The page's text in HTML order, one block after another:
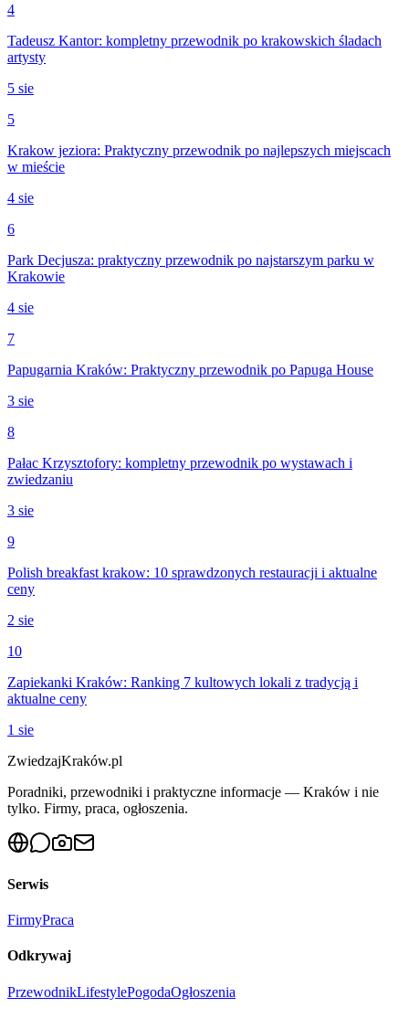
4
Tadeusz Kantor: kompletny przewodnik po krakowskich śladach
artysty
5 sie
5
Krakow jeziora: Praktyczny przewodnik po najlepszych miejscach
w mieście
4 sie
6
Park Decjusza: praktyczny przewodnik po najstarszym parku w
Krakowie
4 sie
7
Papugarnia Kraków: Praktyczny przewodnik po Papuga House
3 sie
8
Pałac Krzysztofory: kompletny przewodnik po wystawach i
zwiedzaniu
3 sie
9
Polish breakfast krakow: 10 sprawdzonych restauracji i aktualne
ceny
2 sie
10
Zapiekanki Kraków: Ranking 7 kultowych lokali z tradycją i
aktualne ceny
1 sie
ZwiedzajKraków.pl
Poradniki, przewodniki i praktyczne informacje — Kraków i nie
tylko. Firmy, praca, ogłoszenia.
Serwis
FirmyPraca
Odkrywaj
PrzewodnikLifestylePogodaOgłoszenia